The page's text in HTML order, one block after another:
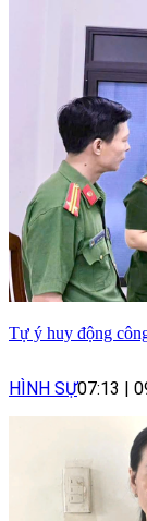
Tự ý huy động
HÌNH SỰ07:13 |